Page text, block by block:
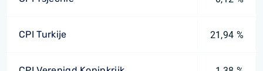
CPI Turkije 21,94 %